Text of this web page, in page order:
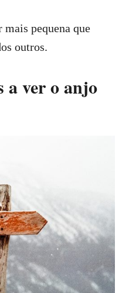
pequena que
outros.
a ver o anjo